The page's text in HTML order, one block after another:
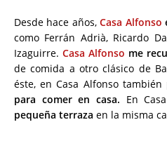
Desde hace años,Casa Alfonso
como Ferrán Adrià, Ricardo
Izaguirre. Casa Alfonso me
de comida a otro clásico de
éste, en Casa Alfonso también
para comer en casa. En
pequeña terraza en la misma